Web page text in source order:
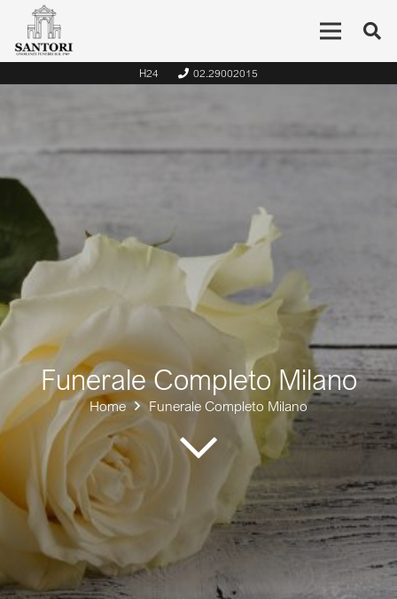
H24 02.29002015
Funerale Completo Milano
Home Funerale Completo Milano